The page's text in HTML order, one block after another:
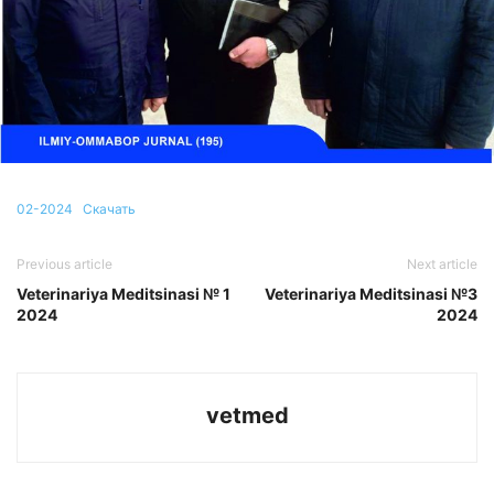
02-2024 Скачать
Previous article
Veterinariya Meditsinasi № 1
2024
Next article
Veterinariya Meditsinasi №3
2024
vetmed